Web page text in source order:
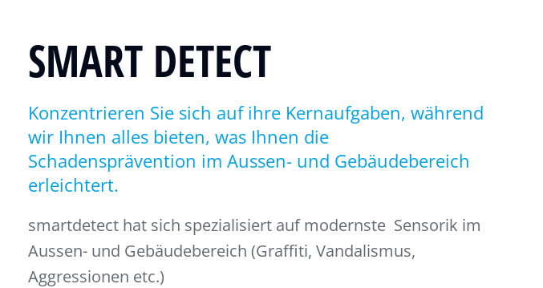
SMART DETECT
Konzentrieren Sie sich auf ihre Kernaufgaben, während
wir Ihnen alles bieten, was Ihnen die
Schadensprävention im Aussen- und Gebäudebereich
erleichtert.
smartdetect hat sich spezialisiert auf modernste Sensorik im
Aussen- und Gebäudebereich (Graffiti, Vandalismus,
Aggressionen etc.)